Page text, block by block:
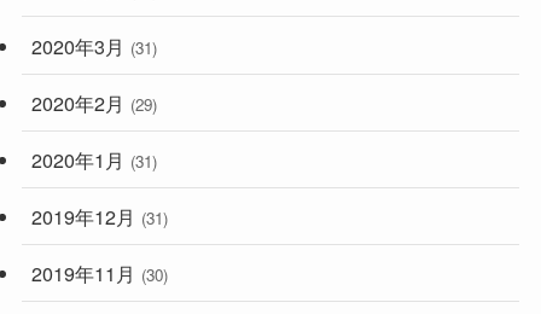
2020年3月 (31)
2020年2月 (29)
2020年1月 (31)
2019年12月 (31)
2019年11月 (30)